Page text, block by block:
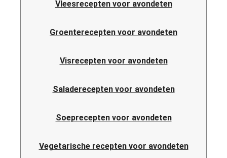
Vleesrecepten voor avondeten
Groenterecepten voor avondeten
Visrecepten voor avondeten
Saladerecepten voor avondeten
Soeprecepten voor avondeten
Vegetarische recepten voor avondeten